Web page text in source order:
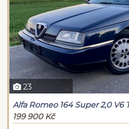
23
Alfa Romeo 164 Super 2,0 V6
199 900 Kč